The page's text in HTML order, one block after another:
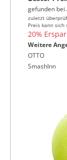
gefunden bei
zuletzt
Preis kann
20%
Weitere
OTTO
SmashInn